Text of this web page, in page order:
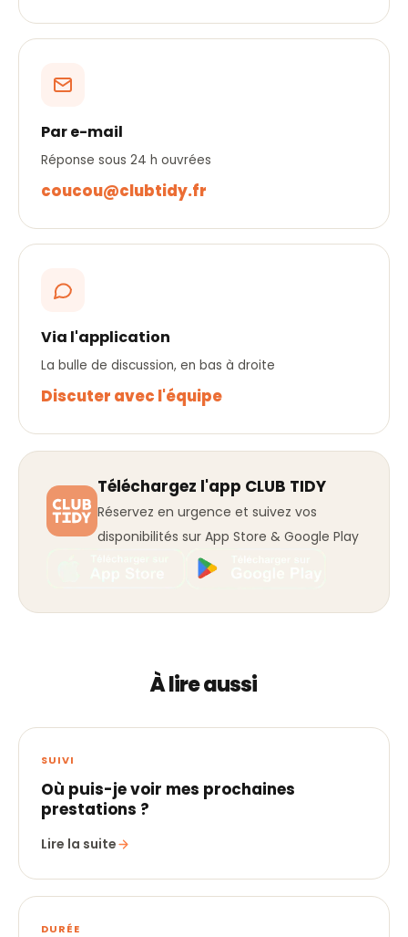
Par e-mail
Réponse sous 24 h ouvrées
coucou@clubtidy.fr
Via l'application
La bulle de discussion, en bas à droite
Discuter avec l'équipe
Téléchargez l'app CLUB TIDY
Réservez en urgence et suivez vos
disponibilités sur App Store & Google Play
À lire aussi
SUIVI
Où puis-je voir mes prochaines
prestations ?
Lire la suite
DURÉE